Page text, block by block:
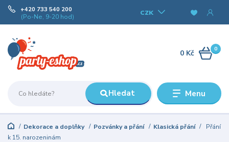
Menu
CZK
Hledat
+420 733 540 200
(Po-Ne, 9-20 hod)
0
0 Kč
Dekorace a doplňky Pozvánky a přání Klasická přání
Přání
k 15. narozeninám